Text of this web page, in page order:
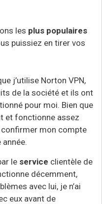
les plus populaires
puissiez en tirer vos
j’utilise Norton VPN,
de la société et ils ont
pour moi. Bien que
et fonctionne assez
confirmer mon compte
le service clientèle de
décemment,
avec lui, je n’ai
eux avant de